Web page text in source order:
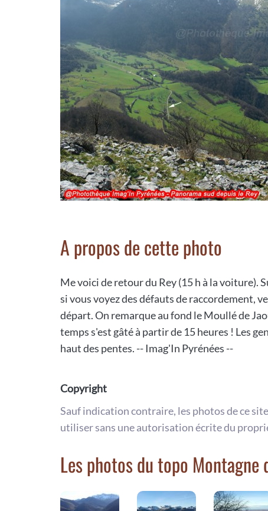
A propos de cette photo
Me voici de retour du Rey (15 h à la voiture).
si vous voyez des défauts de raccordement,
départ. On remarque au fond le Moullé de
temps s'est gâté à partir de 15 heures ! Les
haut des pentes. -- Imag'In Pyrénées --
Copyright
Sauf indication contraire, les photos de ce
utiliser sans une autorisation écrite du
Les photos du topo Montagne